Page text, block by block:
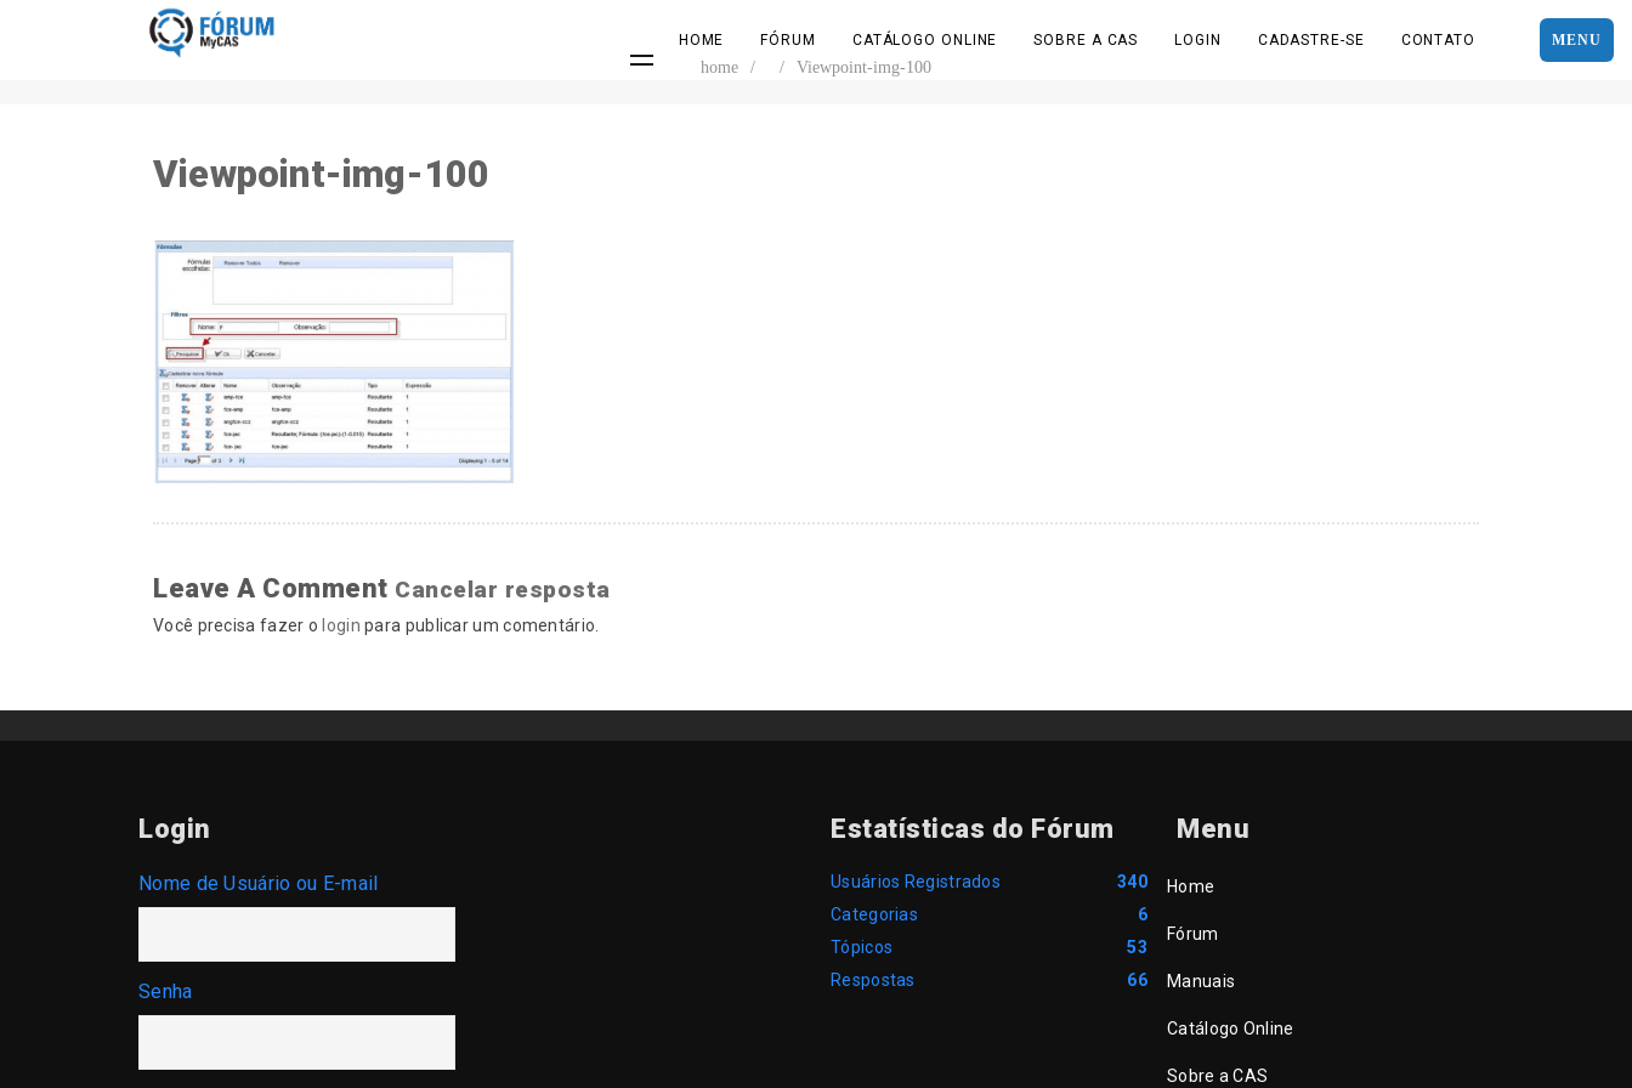
MENU
HOME FÓRUM CATÁLOGO ONLINE SOBRE A CAS LOGIN CADASTRE-SE CONTATO
home / / Viewpoint-img-100
Viewpoint-img-100
Leave A Comment Cancelar resposta
Você precisa fazer o login para publicar um comentário.
Login
Nome de Usuário ou E-mail
Senha
Estatísticas do Fórum
Usuários Registrados
340
Categorias
6
Tópicos
53
Respostas
66
Menu
Home
Fórum
Manuais
Catálogo Online
Sobre a CAS